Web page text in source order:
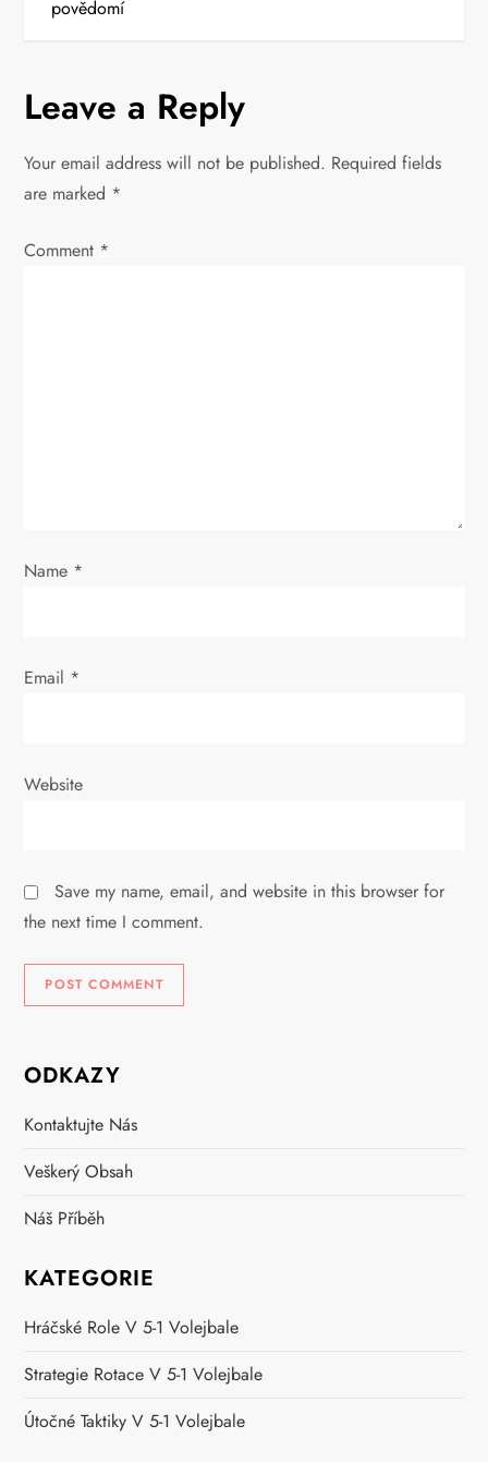
a
i
g
povědomí
Leave a Reply
Your email address will not be published. Required fields
are marked *
Comment *
Name *
Email *
Website
Save my name, email, and website in this browser for
the next time I comment.
ODKAZY
Kontaktujte Nás
Veškerý Obsah
Náš Příběh
KATEGORIE
Hráčské Role V 5-1 Volejbale
Strategie Rotace V 5-1 Volejbale
Útočné Taktiky V 5-1 Volejbale